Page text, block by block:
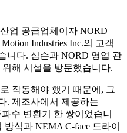
업 공급업체이자 NORD
Industries Inc.의 고객
니다. 심슨과 NORD 영업 관
해 시설을 방문했습니다.
작동해야 했기 때문에, 그
. 제조사에서 제공하는
수 변환기 한 쌍이었습니
식과 NEMA C-face 드라이